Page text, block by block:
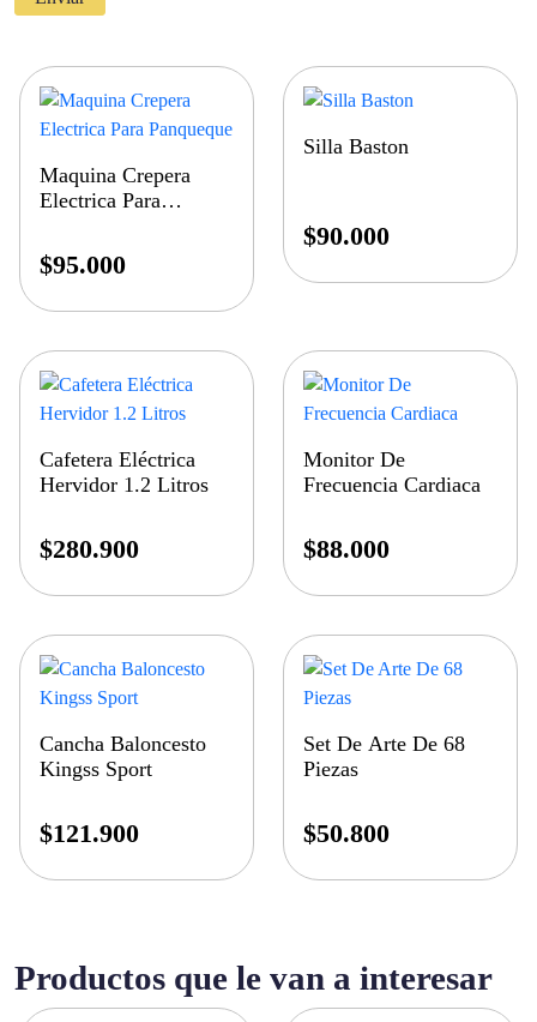
Maquina Crepera
Electrica Para
$95.000
Silla Baston
$90.000
Cafetera Eléctrica
Hervidor 1.2 Litros
$280.900
Monitor De
Frecuencia Cardiaca
$88.000
Cancha Baloncesto
Kingss Sport
$121.900
Set De Arte De 68
Piezas
$50.800
Productos que le van a interesar